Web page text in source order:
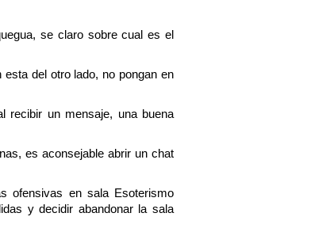
se claro sobre cual es el
del otro lado, no pongan en
recibir un mensaje, una buena
es aconsejable abrir un chat
ofensivas en sala Esoterismo
y decidir abandonar la sala